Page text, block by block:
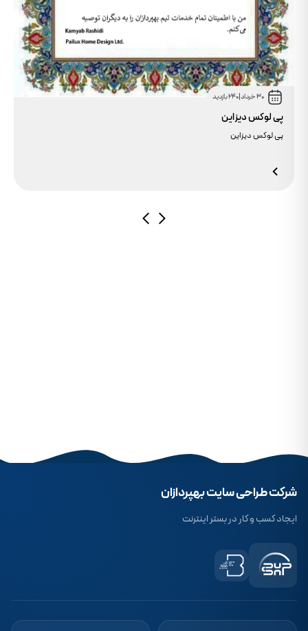
30 خرداد 240 بازدید
پی لوکس دیزاین
پی لوکس دیزاین
شرکت طراحی سایت بهپردازان
ایجاد کسب و کار در بستر اینترنت